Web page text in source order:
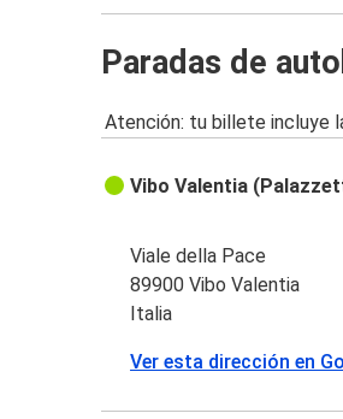
Paradas de
Atención: tu billete incluye
Vibo Valentia
Viale della Pace
89900 Vibo Valentia
Italia
Ver esta dirección en